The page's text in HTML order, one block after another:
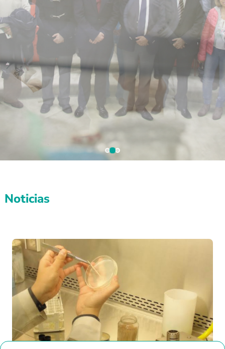
Noticias